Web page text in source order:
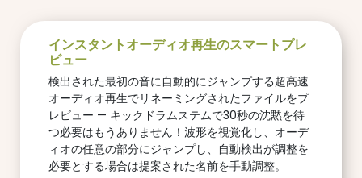
インスタントオーディオ再生のスマートプレ
ビュー
検出された最初の音に自動的にジャンプする超高速
オーディオ再生でリネーミングされたファイルをプ
レビュー — キックドラムステムで30秒の沈黙を待
つ必要はもうありません！波形を視覚化し、オーデ
ィオの任意の部分にジャンプし、自動検出が調整を
必要とする場合は提案された名前を手動調整。